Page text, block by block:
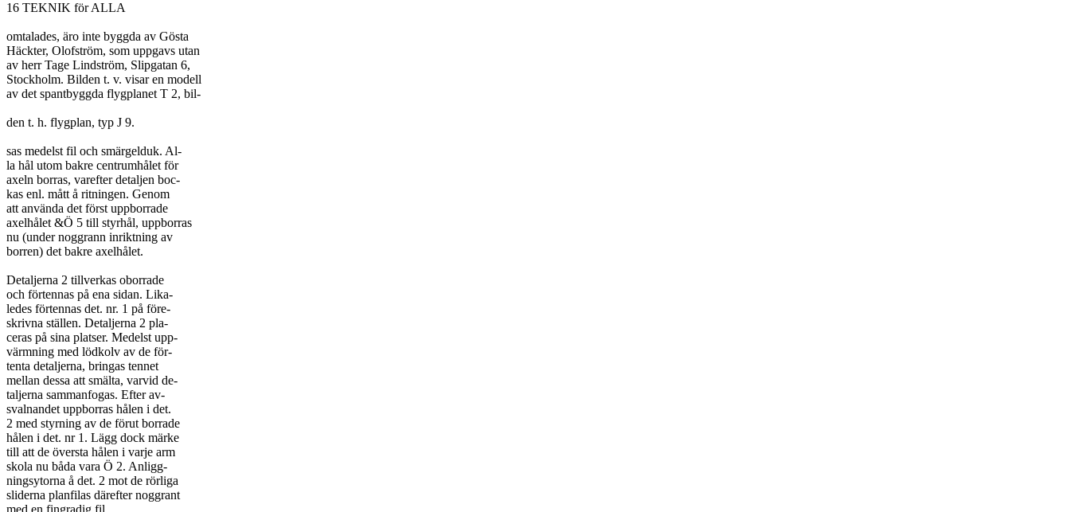
16 TEKNIK för ALLA
omtalades, äro inte byggda av Gösta
Häckter, Olofström, som uppgavs utan
av herr Tage Lindström, Slipgatan 6,
Stockholm. Bilden t. v. visar en modell
av det spantbyggda flygplanet T 2, bil-
den t. h. flygplan, typ J 9.
sas medelst fil och smärgelduk. Al-
la hål utom bakre centrumhålet för
axeln borras, varefter detaljen boc-
kas enl. mått å ritningen. Genom
att använda det först uppborrade
axelhålet &Ö 5 till styrhål, uppborras
nu (under noggrann inriktning av
borren) det bakre axelhålet.
Detaljerna 2 tillverkas oborrade
och förtennas på ena sidan. Lika-
ledes förtennas det. nr. 1 på före-
skrivna ställen. Detaljerna 2 pla-
ceras på sina platser. Medelst upp-
värmning med lödkolv av de för-
tenta detaljerna, bringas tennet
mellan dessa att smälta, varvid de-
taljerna sammanfogas. Efter av-
svalnandet uppborras hålen i det.
2 med styrning av de förut borrade
hålen i det. nr 1. Lägg dock märke
till att de översta hålen i varje arm
skola nu båda vara Ö 2. Anligg-
ningsytorna å det. 2 mot de rörliga
sliderna planfilas därefter noggrant
med en fingradig fil.